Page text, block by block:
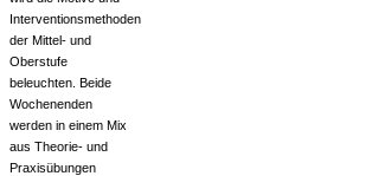
Interventionsmethoden
der Mittel- und
Oberstufe
beleuchten. Beide
Wochenenden
werden in einem Mix
aus Theorie- und
Praxisübungen